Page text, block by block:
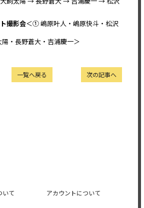
撮影会＜① 嶋原叶人・嶋原快斗・松沢
・長野蒼大・吉浦慶一＞
次の記事へ
一覧へ戻る
いて アカウントについて